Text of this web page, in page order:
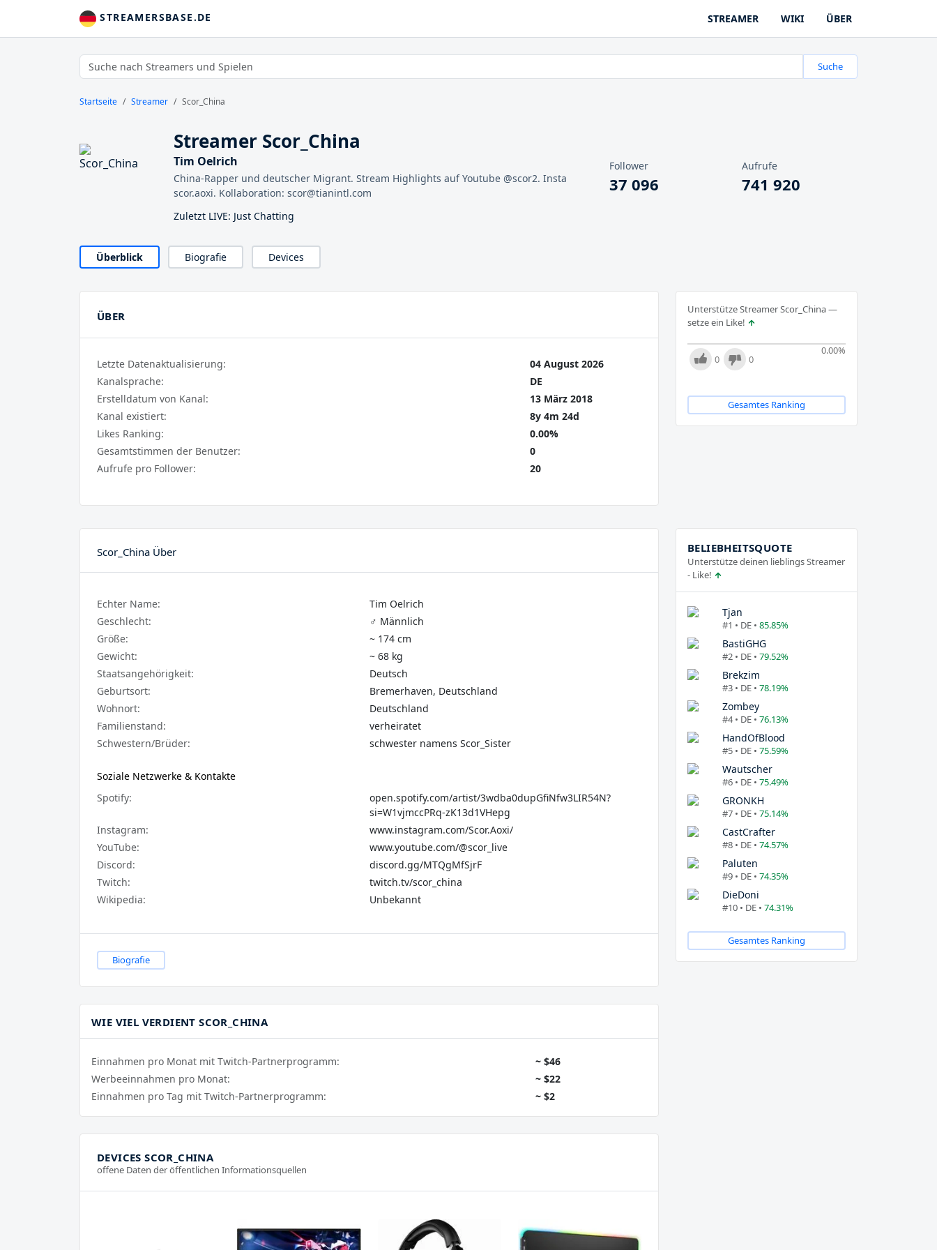
STREAMERSBASE.DE STREAMER WIKI ÜBER
Suche
Startseite Streamer Scor_China
Streamer Scor_China
Tim Oelrich
China-Rapper und deutscher Migrant. Stream Highlights auf Youtube @scor2. Insta
scor.aoxi. Kollaboration: scor@tianintl.com
Zuletzt LIVE: Just Chatting
Follower
37 096
Aufrufe
741 920
Überblick Biografie Devices
Unterstütze Streamer Scor_China —
setze ein Like!
0.00%
0 0
Gesamtes Ranking
ÜBER
Letzte Datenaktualisierung:
04 August 2026
Kanalsprache:
DE
Erstelldatum von Kanal:
13 März 2018
Kanal existiert:
8y 4m 24d
Likes Ranking:
0.00%
Gesamtstimmen der Benutzer:
0
Aufrufe pro Follower:
20
Scor_China Über
Echter Name:
Tim Oelrich
Geschlecht:
♂️ Männlich
Größe:
~ 174 cm
Gewicht:
~ 68 kg
Staatsangehörigkeit:
Deutsch
Geburtsort:
Bremerhaven, Deutschland
Wohnort:
Deutschland
Familienstand:
verheiratet
Schwestern/Brüder:
schwester namens Scor_Sister
Soziale Netzwerke & Kontakte
Spotify:
open.spotify.com/artist/3wdba0dupGfiNfw3LIR54N?
si=W1vjmccPRq-zK13d1VHepg
Instagram:
www.instagram.com/Scor.Aoxi/
YouTube:
www.youtube.com/@scor_live
Discord:
discord.gg/MTQgMfSjrF
Twitch:
twitch.tv/scor_china
Wikipedia:
Unbekannt
Biografie
WIE VIEL VERDIENT SCOR_CHINA
Einnahmen pro Monat mit Twitch-Partnerprogramm:
~ $46
Werbeeinnahmen pro Monat:
~ $22
Einnahmen pro Tag mit Twitch-Partnerprogramm:
~ $2
DEVICES SCOR_CHINA
offene Daten der öffentlichen Informationsquellen
BELIEBHEITSQUOTE
Unterstütze deinen lieblings Streamer
- Like!
Tjan
#1 • DE • 85.85%
BastiGHG
#2 • DE • 79.52%
Brekzim
#3 • DE • 78.19%
Zombey
#4 • DE • 76.13%
HandOfBlood
#5 • DE • 75.59%
Wautscher
#6 • DE • 75.49%
GRONKH
#7 • DE • 75.14%
CastCrafter
#8 • DE • 74.57%
Paluten
#9 • DE • 74.35%
DieDoni
#10 • DE • 74.31%
Gesamtes Ranking